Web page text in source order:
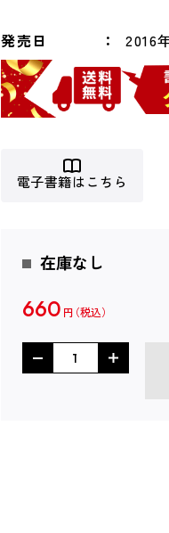
発売日 2016
電子書籍はこちら
在庫なし
660 円